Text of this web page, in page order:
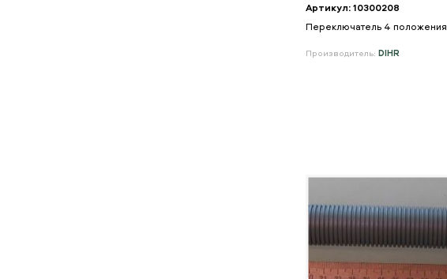
Артикул: 10300208
Переключатель 4 положения
Производитель: DIHR